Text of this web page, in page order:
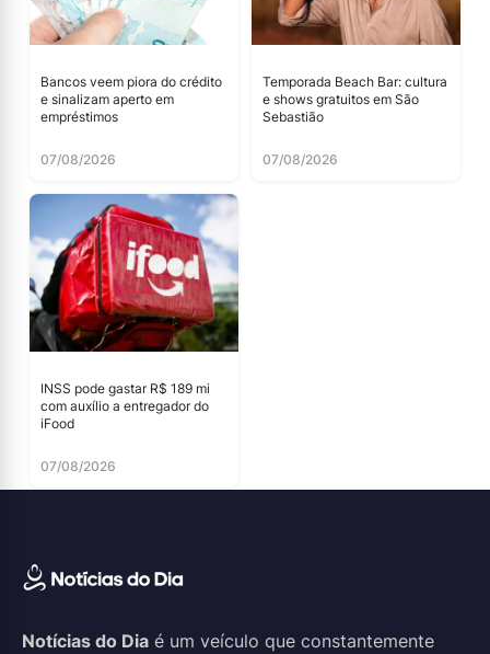
Bancos veem piora do crédito
e sinalizam aperto em
empréstimos
07/08/2026
Temporada Beach Bar: cultura
e shows gratuitos em São
Sebastião
07/08/2026
INSS pode gastar R$ 189 mi
com auxílio a entregador do
iFood
07/08/2026
Notícias do Dia é um veículo que constantemente